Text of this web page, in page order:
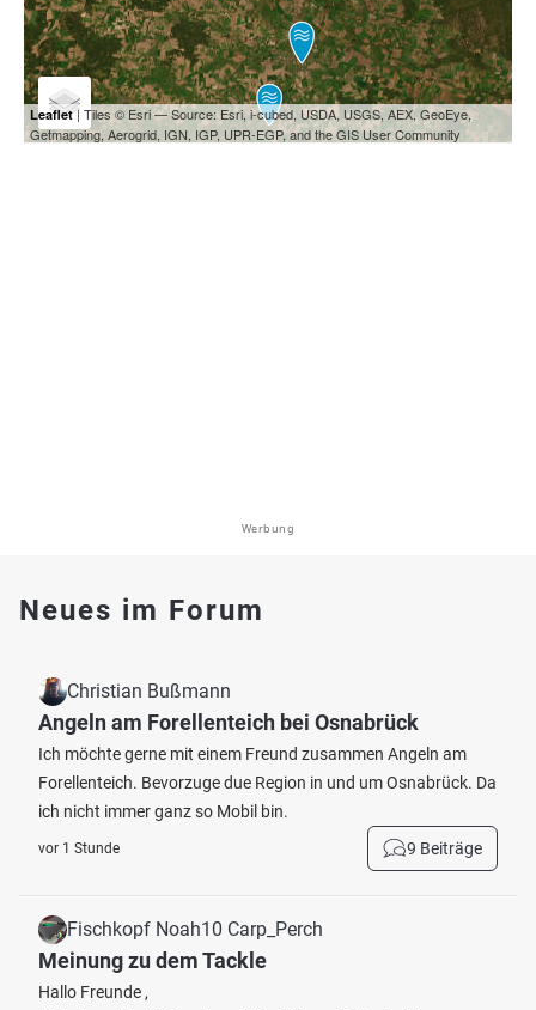
Leaflet| Tiles © Esri — Source: Esri, i-cubed, USDA, USGS, AEX, GeoEye,
Getmapping, Aerogrid, IGN, IGP, UPR-EGP, and the GIS User Community
Werbung
Neues im Forum
Christian Bußmann
Angeln am Forellenteich bei Osnabrück
Ich möchte gerne mit einem Freund zusammen Angeln am
Forellenteich. Bevorzuge due Region in und um Osnabrück. Da
ich nicht immer ganz so Mobil bin.
vor 1 Stunde 9 Beiträge
Fischkopf Noah10 Carp_Perch
Meinung zu dem Tackle
Hallo Freunde ,